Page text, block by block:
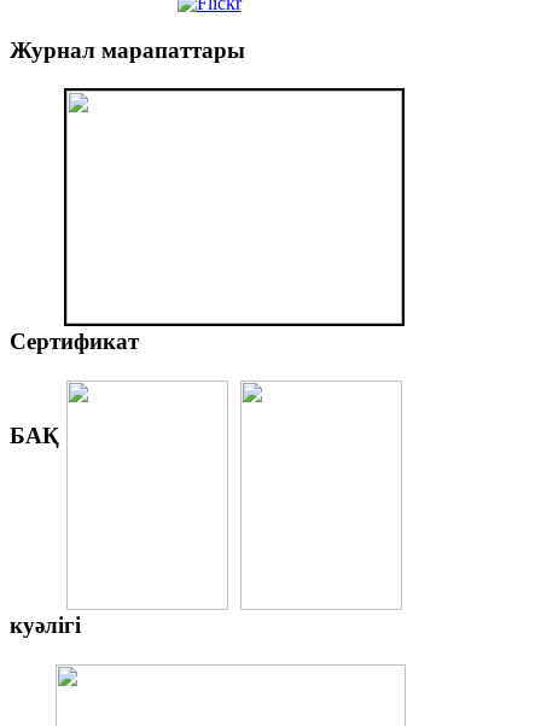
Журнал марапаттары
Сертификат
БАҚ
куәлігі